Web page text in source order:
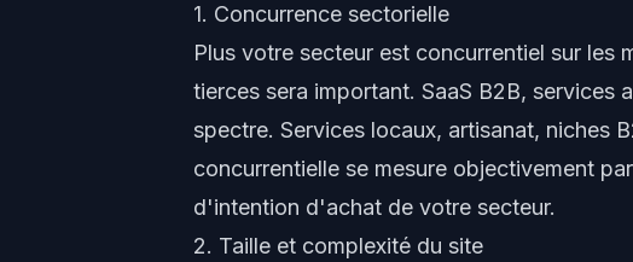
1. Concurrence sectorielle
Plus votre secteur est concurrentiel sur
tierces sera important. SaaS B2B, services
spectre. Services locaux, artisanat, niches
concurrentielle se mesure objectivement
d'intention d'achat de votre secteur.
2. Taille et complexité du site